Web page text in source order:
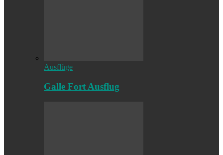
Ausflüge
Galle Fort Ausflug